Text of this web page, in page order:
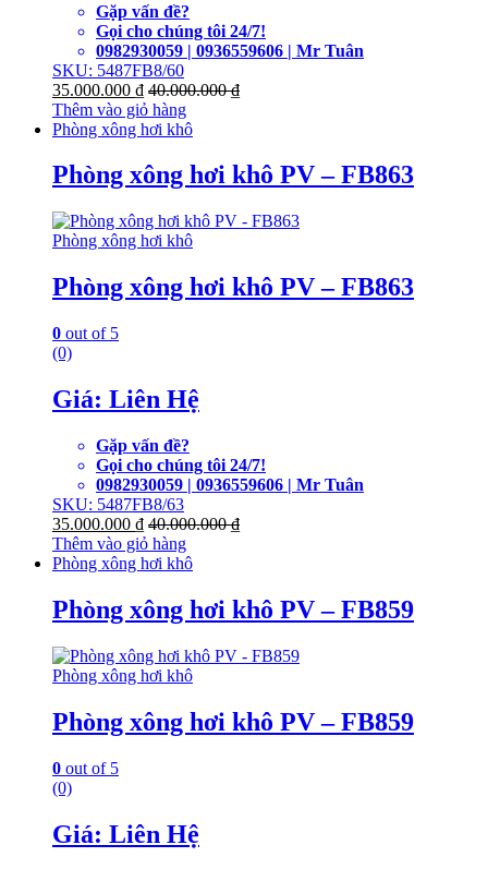
Gặp vấn đề?
Gọi cho chúng tôi 24/7!
0982930059 | 0936559606 | Mr Tuân
SKU: 5487FB8/60
35.000.000 ₫ 40.000.000₫
Thêm vào giỏ hàng
Phòng xông hơi khô
Phòng xông hơi khô PV – FB863
Phòng xông hơi khô
Phòng xông hơi khô PV – FB863
0 out of 5
(0)
Giá: Liên Hệ
Gặp vấn đề?
Gọi cho chúng tôi 24/7!
0982930059 | 0936559606 | Mr Tuân
SKU: 5487FB8/63
35.000.000 ₫ 40.000.000₫
Thêm vào giỏ hàng
Phòng xông hơi khô
Phòng xông hơi khô PV – FB859
Phòng xông hơi khô
Phòng xông hơi khô PV – FB859
0 out of 5
(0)
Giá: Liên Hệ